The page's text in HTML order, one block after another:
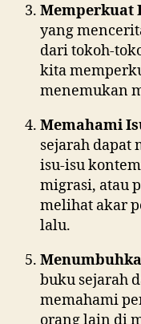
Memperkuat
yang
dari tokoh-
kita
menemukan
Memahami
sejarah dapat
isu-isu
migrasi, atau
melihat akar
lalu.
buku sejarah
memahami
orang lain di